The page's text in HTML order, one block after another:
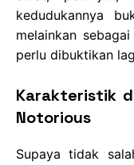
kedudukannya
melainkan
perlu dibuktikan
Karakteristik
Notorious
Supaya tidak